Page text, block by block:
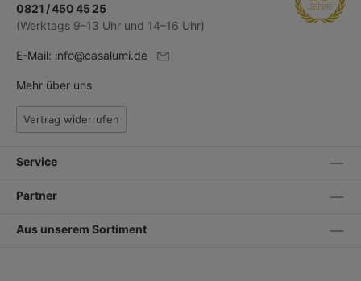
0821 / 450 45 25
(Werktags 9–13 Uhr und 14–16 Uhr)
E-Mail: info@casalumi.de
Mehr über uns
Vertrag widerrufen
Service
Partner
Aus unserem Sortiment